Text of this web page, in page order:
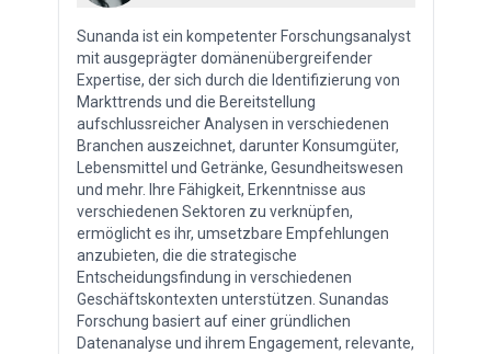
Sunanda ist ein kompetenter Forschungsanalyst
mit ausgeprägter domänenübergreifender
Expertise, der sich durch die Identifizierung von
Markttrends und die Bereitstellung
aufschlussreicher Analysen in verschiedenen
Branchen auszeichnet, darunter Konsumgüter,
Lebensmittel und Getränke, Gesundheitswesen
und mehr. Ihre Fähigkeit, Erkenntnisse aus
verschiedenen Sektoren zu verknüpfen,
ermöglicht es ihr, umsetzbare Empfehlungen
anzubieten, die die strategische
Entscheidungsfindung in verschiedenen
Geschäftskontexten unterstützen. Sunandas
Forschung basiert auf einer gründlichen
Datenanalyse und ihrem Engagement, relevante,